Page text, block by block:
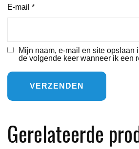
E-mail *
Mijn naam, e-mail en site opslaan
de volgende keer wanneer ik een
Gerelateerde